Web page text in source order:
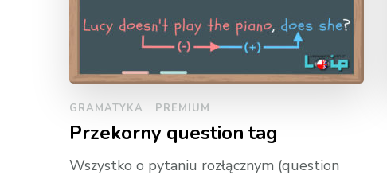
GRAMATYKA PREMIUM
Przekorny question tag
Wszystko o pytaniu rozłącznym (question